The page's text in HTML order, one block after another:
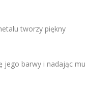
tworzy piękny
jego barwy i nadając mu